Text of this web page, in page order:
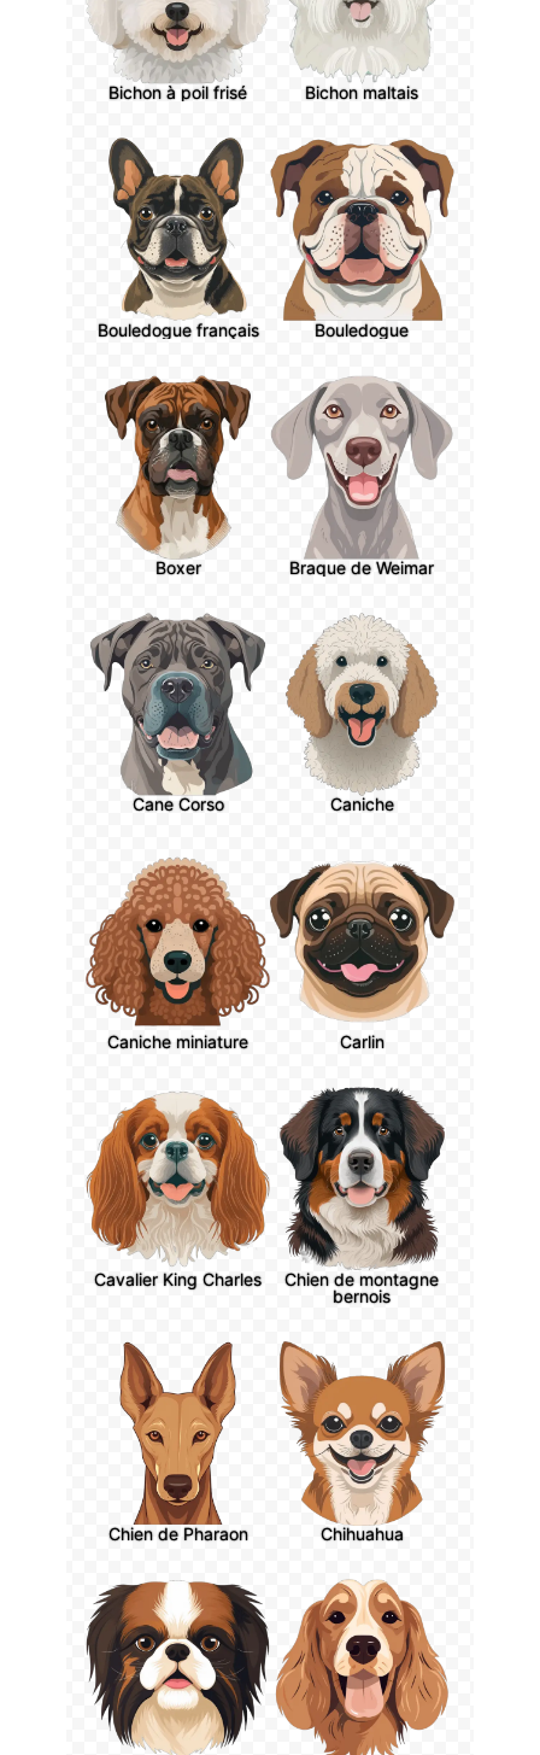
Bichon à poil frisé Bichon maltais
Bouledogue français Bouledogue
Boxer Braque de Weimar
Cane Corso Caniche
Caniche miniature Carlin
Cavalier King Charles
Chien de montagne
bernois
Chien de Pharaon Chihuahua